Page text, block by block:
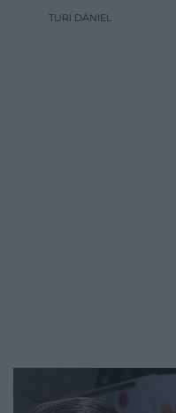
példaképükként
TURI DÁNIEL